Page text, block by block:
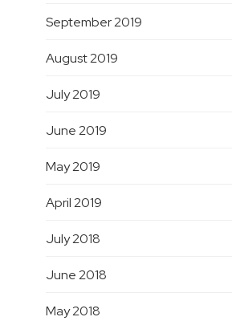
September 2019
August 2019
July 2019
June 2019
May 2019
April 2019
July 2018
June 2018
May 2018